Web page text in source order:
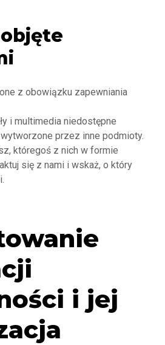
z obowiązku zapewniania
i multimedia niedostępne
przez inne podmioty.
któregoś z nich w formie
się z nami i wskaż, o który
i jej